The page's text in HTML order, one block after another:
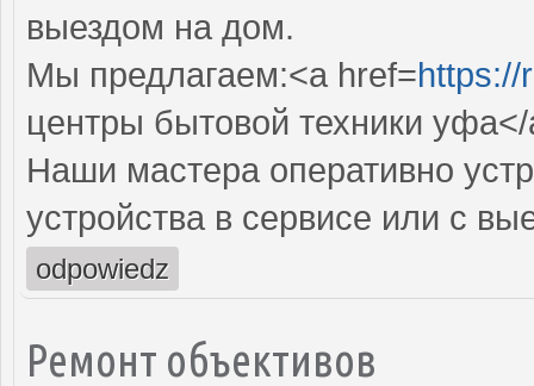
выездом на дом.
Мы предлагаем:<a href=https://
центры бытовой техники
Наши мастера оперативно
устройства в сервисе или с
odpowiedz
Ремонт объективов